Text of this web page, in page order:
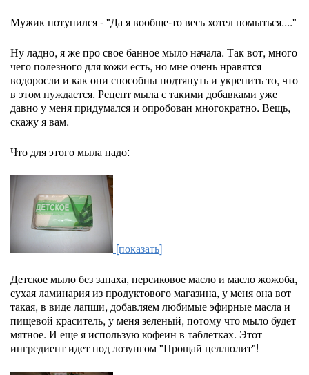
Мужик потупился - "Да я вообще-то весь хотел помыться...."
Ну ладно, я же про свое банное мыло начала. Так вот, много
чего полезного для кожи есть, но мне очень нравятся
водоросли и как они способны подтянуть и укрепить то, что
в этом нуждается. Рецепт мыла с такими добавками уже
давно у меня придумался и опробован многократно. Вещь,
скажу я вам.
Что для этого мыла надо:
[показать]
Детское мыло без запаха, персиковое масло и масло жожоба,
сухая ламинария из продуктового магазина, у меня она вот
такая, в виде лапши, добавляем любимые эфирные масла и
пищевой краситель, у меня зеленый, потому что мыло будет
мятное. И еще я использую кофеин в таблетках. Этот
ингредиент идет под лозунгом "Прощай целлюлит"!